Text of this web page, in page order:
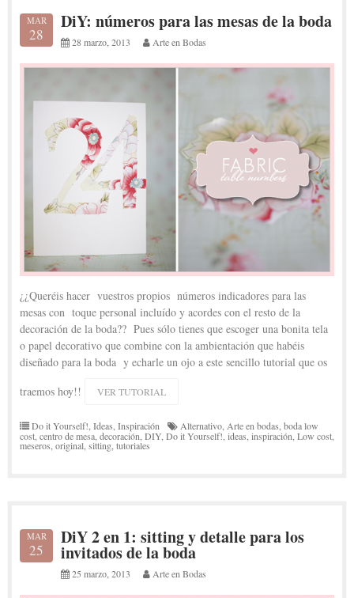
MAR
28
DiY: números para las mesas de la boda
28 marzo, 2013 Arte en Bodas
¿¿Queréis hacer vuestros propios números indicadores para las
mesas con toque personal incluído y acordes con el resto de la
decoración de la boda?? Pues sólo tienes que escoger una bonita tela
o papel decorativo que combine con la ambientación que habéis
diseñado para la boda y echarle un ojo a este sencillo tutorial que os
traemos hoy!!
VER TUTORIAL
Do it Yourself! Ideas Inspiración Alternativo Arte en bodas boda low
cost centro de mesa decoración DIY Do it Yourself! ideas inspiración Low cost
meseros original sitting tutoriales
MAR
25
DiY 2 en 1: sitting y detalle para los
invitados de la boda
25 marzo, 2013 Arte en Bodas